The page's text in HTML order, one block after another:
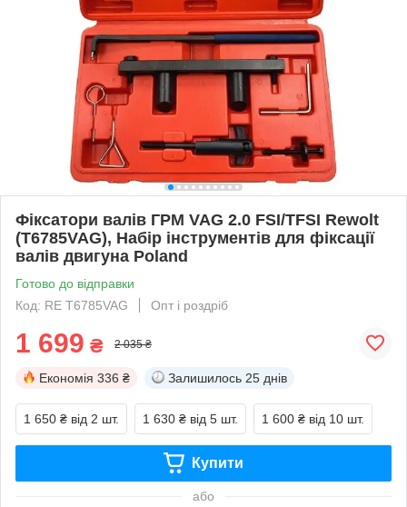
Фіксатори валів ГРМ VAG 2.0 FSI/TFSI Rewolt
(T6785VAG), Набір інструментів для фіксації
валів двигуна Poland
Готово до відправки
Код: RE T6785VAG
Опт і роздріб
1 699 ₴ 2 035 ₴
Економія 336 ₴ Залишилось 25 днів
1 650 ₴ від 2 шт. 1 630 ₴ від 5 шт. 1 600 ₴ від 10 шт.
Купити
або